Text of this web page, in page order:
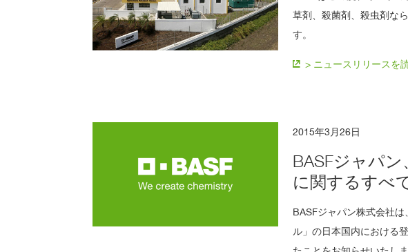
草剤、殺菌剤、殺虫剤な
す。
> ニュースリリースを
2015年3月26日
BASFジャパ
に関するすべ
BASFジャパン株式会社
ル」の日本国内における